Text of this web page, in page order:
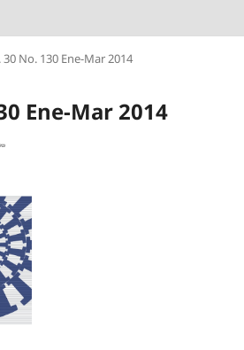
30 No. 130 Ene-Mar 2014
Ene-Mar 2014